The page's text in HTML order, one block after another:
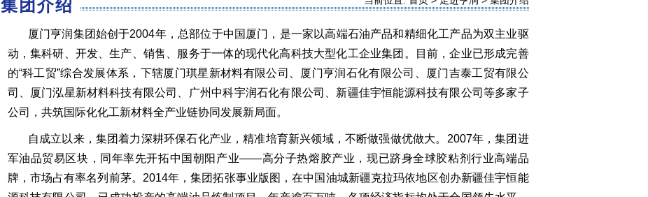
集团介绍
厦门亨润集团始创于2004年，总部位于中国厦门，是一家以高端石油产品和精细化工产品为双主业驱
动，集科研、开发、生产、销售、服务于一体的现代化高科技大型化工企业集团。目前，企业已形成完善
的“科工贸”综合发展体系，下辖厦门琪星新材料有限公司、厦门亨润石化有限公司、厦门吉泰工贸有限公
司、厦门泓星新材料科技有限公司、广州中科宇润石化有限公司、新疆佳宇恒能源科技有限公司等多家子
公司，共筑国际化化工新材料全产业链协同发展新局面。
自成立以来，集团着力深耕环保石化产业，精准培育新兴领域，不断做强做优做大。2007年，集团进
军油品贸易区块，同年率先开拓中国朝阳产业——高分子热熔胶产业，现已跻身全球胶粘剂行业高端品
牌，市场占有率名列前茅。2014年，集团拓张事业版图，在中国油城新疆克拉玛依地区创办新疆佳宇恒能